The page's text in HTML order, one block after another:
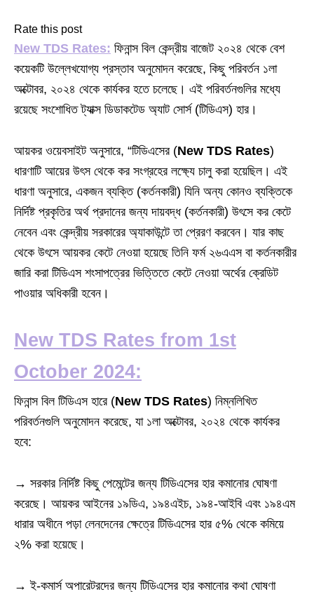
Rate this post
New TDS Rates: ফিনান্স বিল কেন্দ্রীয় বাজেট ২০২৪ থেকে বেশ
কয়েকটি উল্লেখযোগ্য প্রস্তাব অনুমোদন করেছে, কিছু পরিবর্তন ১লা
অক্টোবর, ২০২৪ থেকে কার্যকর হতে চলেছে। এই পরিবর্তনগুলির মধ্যে
রয়েছে সংশোধিত ট্যাক্স ডিডাকটেড অ্যাট সোর্স (টিডিএস) হার।
আয়কর ওয়েবসাইট অনুসারে, “টিডিএসের (New TDS Rates)
ধারণাটি আয়ের উৎস থেকে কর সংগ্রহের লক্ষ্যে চালু করা হয়েছিল। এই
ধারণা অনুসারে, একজন ব্যক্তি (কর্তনকারী) যিনি অন্য কোনও ব্যক্তিকে
নির্দিষ্ট প্রকৃতির অর্থ প্রদানের জন্য দায়বদ্ধ (কর্তনকারী) উৎসে কর কেটে
নেবেন এবং কেন্দ্রীয় সরকারের অ্যাকাউন্টে তা প্রেরণ করবেন। যার কাছ
থেকে উৎসে আয়কর কেটে নেওয়া হয়েছে তিনি ফর্ম ২৬এএস বা কর্তনকারীর
জারি করা টিডিএস শংসাপত্রের ভিত্তিতে কেটে নেওয়া অর্থের ক্রেডিট
পাওয়ার অধিকারী হবেন।
New TDS Rates from 1st
October 2024:
ফিনান্স বিল টিডিএস হারে (New TDS Rates) নিম্নলিখিত
পরিবর্তনগুলি অনুমোদন করেছে, যা ১লা অক্টোবর, ২০২৪ থেকে কার্যকর
হবে:
→ সরকার নির্দিষ্ট কিছু পেমেন্টের জন্য টিডিএসের হার কমানোর ঘোষণা
করেছে। আয়কর আইনের ১৯ডিএ, ১৯৪এইচ, ১৯৪-আইবি এবং ১৯৪এম
ধারার অধীনে পড়া লেনদেনের ক্ষেত্রে টিডিএসের হার ৫% থেকে কমিয়ে
২% করা হয়েছে।
→ ই-কমার্স অপারেটরদের জন্য টিডিএসের হার কমানোর কথা ঘোষণা